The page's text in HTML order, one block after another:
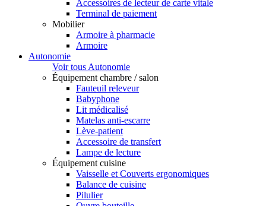
Accessoires de lecteur de carte vitale
Terminal de paiement
Mobilier
Armoire à pharmacie
Armoire
Autonomie
Voir tous Autonomie
Équipement chambre / salon
Fauteuil releveur
Babyphone
Lit médicalisé
Matelas anti-escarre
Lève-patient
Accessoire de transfert
Lampe de lecture
Équipement cuisine
Vaisselle et Couverts ergonomiques
Balance de cuisine
Pilulier